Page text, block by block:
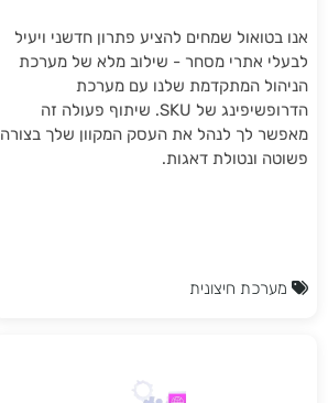
אנו בטואול שמחים להציע פתרון חדשני ויעיל
לבעלי אתרי מסחר - שילוב מלא של מערכת
הניהול המתקדמת שלנו עם מערכת
הדרופשיפינג של SKU. שיתוף פעולה זה
מאפשר לך לנהל את העסק המקוון שלך בצורה
פשוטה ונטולת דאגות.
מערכת חיצונית